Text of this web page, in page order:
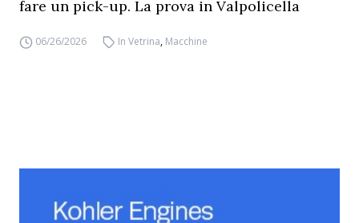
fare un pick-up. La prova in Valpolicella
06/26/2026 In Vetrina, Macchine